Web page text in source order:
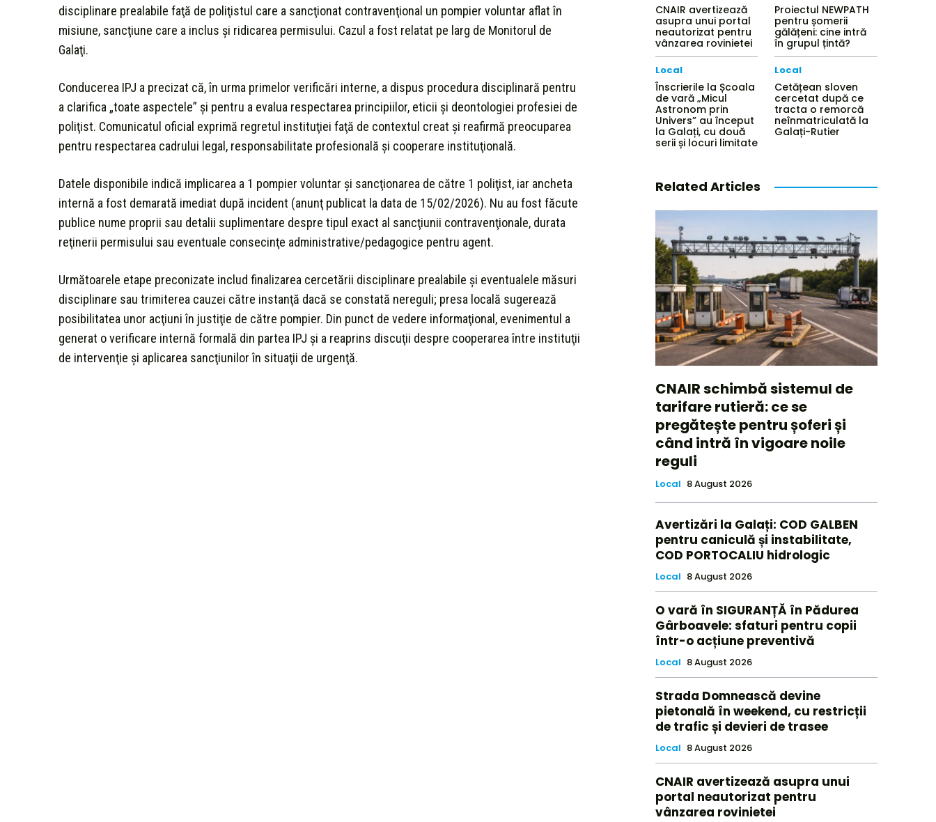
disciplinare prealabile faţă de poliţistul care a sancţionat contravenţional un pompier voluntar aflat în
misiune, sancţiune care a inclus şi ridicarea permisului. Cazul a fost relatat pe larg de Monitorul de
Galaţi.
Conducerea IPJ a precizat că, în urma primelor verificări interne, a dispus procedura disciplinară pentru
a clarifica „toate aspectele” şi pentru a evalua respectarea principiilor, eticii şi deontologiei profesiei de
poliţist. Comunicatul oficial exprimă regretul instituţiei faţă de contextul creat şi reafirmă preocuparea
pentru respectarea cadrului legal, responsabilitate profesională şi cooperare instituţională.
Datele disponibile indică implicarea a 1 pompier voluntar şi sancţionarea de către 1 poliţist, iar ancheta
internă a fost demarată imediat după incident (anunţ publicat la data de 15/02/2026). Nu au fost făcute
publice nume proprii sau detalii suplimentare despre tipul exact al sancţiunii contravenţionale, durata
reţinerii permisului sau eventuale consecinţe administrative/pedagogice pentru agent.
Următoarele etape preconizate includ finalizarea cercetării disciplinare prealabile şi eventualele măsuri
disciplinare sau trimiterea cauzei către instanţă dacă se constată nereguli; presa locală sugerează
posibilitatea unor acţiuni în justiţie de către pompier. Din punct de vedere informaţional, evenimentul a
generat o verificare internă formală din partea IPJ şi a reaprins discuţii despre cooperarea între instituţii
de intervenţie şi aplicarea sancţiunilor în situaţii de urgenţă.
CNAIR avertizează
asupra unui portal
neautorizat pentru
vânzarea rovinietei
Proiectul NEWPATH
pentru șomerii
gălățeni: cine intră
în grupul țintă?
Local
Înscrierile la Școala
de vară „Micul
Astronom prin
Univers” au început
la Galați, cu două
serii și locuri limitate
Local
Cetățean sloven
cercetat după ce
tracta o remorcă
neînmatriculată la
Galați-Rutier
Related Articles
CNAIR schimbă sistemul de
tarifare rutieră: ce se
pregătește pentru șoferi și
când intră în vigoare noile
reguli
Local 8 August 2026
Avertizări la Galați: COD GALBEN
pentru caniculă și instabilitate,
COD PORTOCALIU hidrologic
Local 8 August 2026
O vară în SIGURANȚĂ în Pădurea
Gârboavele: sfaturi pentru copii
într-o acțiune preventivă
Local 8 August 2026
Strada Domnească devine
pietonală în weekend, cu restricții
de trafic și devieri de trasee
Local 8 August 2026
CNAIR avertizează asupra unui
portal neautorizat pentru
vânzarea rovinietei